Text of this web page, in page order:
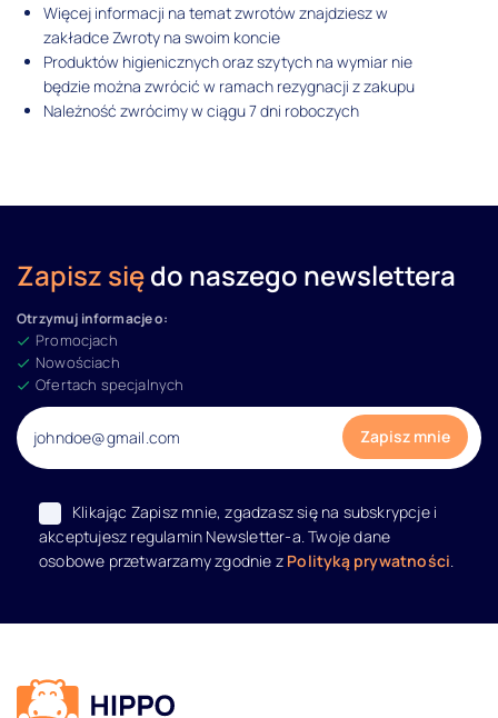
Więcej informacji na temat zwrotów znajdziesz w
zakładce Zwroty na swoim koncie
Produktów higienicznych oraz szytych na wymiar nie
będzie można zwrócić w ramach rezygnacji z zakupu
Należność zwrócimy w ciągu 7 dni roboczych
Zapisz siędo naszego newslettera
Otrzymuj informacje o:
Promocjach
Nowościach
Ofertach specjalnych
Klikając Zapisz mnie, zgadzasz się na subskrypcje i
akceptujesz regulamin Newsletter-a. Twoje dane
osobowe przetwarzamy zgodnie z Polityką prywatności.
Dane kontaktowe i informacje